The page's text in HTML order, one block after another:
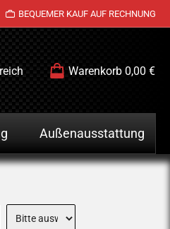
BEQUEMER KAUF AUF RECHNUNG
Warenkorb 0,00 €
Außenausstattung